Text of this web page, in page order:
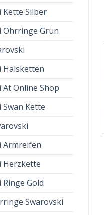
Kette Silber
Ohrringe Grün
Halsketten
At Online Shop
Kette
Armreifen
Herzkette
Gold
Swarovski
verlobungsring
swarovski
€59.00